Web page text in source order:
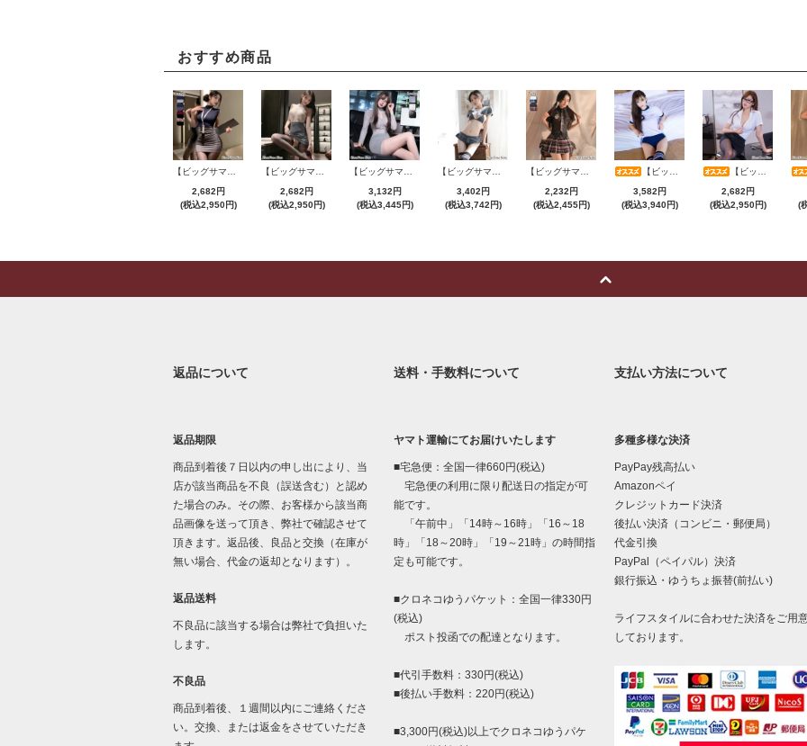
おすすめ商品
2,682円
(税込2,950円)
2,682円
(税込2,950円)
3,132円
(税込3,445円)
3,402円
(税込3,742円)
2,232円
(税込2,455円)
【ビッグサマーセール対象品】セクシーコスプレ(SEXYCOSPLAY) 199
3,582円
(税込3,940円)
【ビッグサマーセール対象品】セクシーコスプレ(SEXYCOSPLAY) 4070
2,682円
(税込2,950円)
(
返品について
返品期限
商品到着後７日以内の申し出により、当
店が該当商品を不良（誤送含む）と認め
た場合のみ。その際、お客様から該当商
品画像を送って頂き、弊社で確認させて
頂きます。返品後、良品と交換（在庫が
無い場合、代金の返却となります）。
返品送料
不良品に該当する場合は弊社で負担いた
します。
不良品
商品到着後、１週間以内にご連絡くださ
い。交換、または返金をさせていただき
送料・手数料について
ヤマト運輸にてお届けいたします
■宅急便：全国一律660円(税込)
宅急便の利用に限り配送日の指定が可
能です。
「午前中」「14時～16時」「16～18
時」「18～20時」「19～21時」の時間指
定も可能です。
■クロネコゆうパケット：全国一律330円
(税込)
ポスト投函での配達となります。
■代引手数料：330円(税込)
■後払い手数料：220円(税込)
■3,300円(税込)以上でクロネコゆうパケ
支払い方法について
多種多様な決済
PayPay残高払い
Amazonペイ
クレジットカード決済
後払い決済（コンビニ・郵便局）
代金引換
PayPal（ペイパル）決済
銀行振込・ゆうちょ振替(前払い)
ライフスタイルに合わせた決済をご用
しております。